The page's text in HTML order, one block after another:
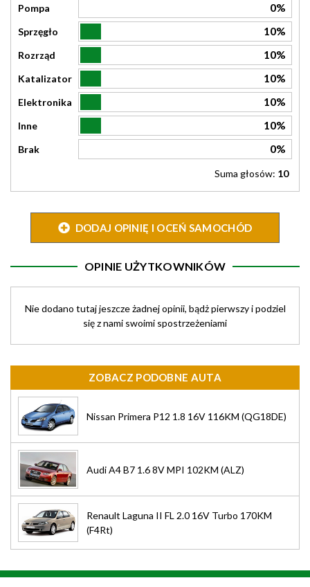
Pompa 0%
Sprzęgło 10%
Rozrząd 10%
Katalizator 10%
Elektronika 10%
Inne 10%
Brak 0%
Suma głosów: 10
DODAJ OPINIĘ I OCEŃ SAMOCHÓD
OPINIE UŻYTKOWNIKÓW
Nie dodano tutaj jeszcze żadnej opinii, bądż pierwszy i podziel
się z nami swoimi spostrzeżeniami
ZOBACZ PODOBNE AUTA
Nissan Primera P12 1.8 16V 116KM (QG18DE)
Audi A4 B7 1.6 8V MPI 102KM (ALZ)
Renault Laguna II FL 2.0 16V Turbo 170KM
(F4Rt)